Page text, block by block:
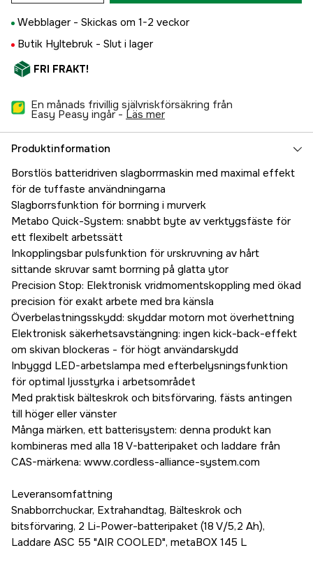
Webblager - Skickas om 1-2 veckor
Butik Hyltebruk - Slut i lager
FRI FRAKT!
En månads frivillig självriskförsäkring från
Easy Peasy ingår - läs mer
Produktinformation
Borstlös batteridriven slagborrmaskin med maximal effekt
för de tuffaste användningarna
Slagborrsfunktion för borrning i murverk
Metabo Quick-System: snabbt byte av verktygsfäste för
ett flexibelt arbetssätt
Inkopplingsbar pulsfunktion för urskruvning av hårt
sittande skruvar samt borrning på glatta ytor
Precision Stop: Elektronisk vridmomentskoppling med ökad
precision för exakt arbete med bra känsla
Överbelastningsskydd: skyddar motorn mot överhettning
Elektronisk säkerhetsavstängning: ingen kick-back-effekt
om skivan blockeras - för högt användarskydd
Inbyggd LED-arbetslampa med efterbelysningsfunktion
för optimal ljusstyrka i arbetsområdet
Med praktisk bälteskrok och bitsförvaring, fästs antingen
till höger eller vänster
Många märken, ett batterisystem: denna produkt kan
kombineras med alla 18 V-batteripaket och laddare från
CAS-märkena: www.cordless-alliance-system.com
Leveransomfattning
Snabborrchuckar, Extrahandtag, Bälteskrok och
bitsförvaring, 2 Li-Power-batteripaket (18 V/5,2 Ah),
Laddare ASC 55 "AIR COOLED", metaBOX 145 L